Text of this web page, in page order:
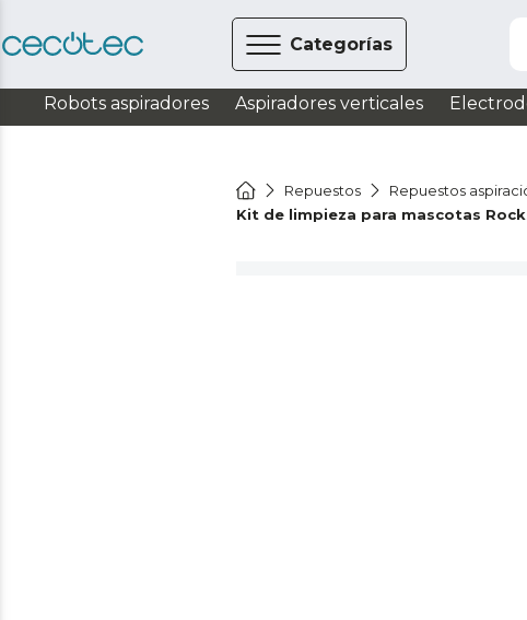
Categorías
Robots aspiradores Aspiradores verticales
Repuestos Repuestos
Kit de limpieza para mascotas